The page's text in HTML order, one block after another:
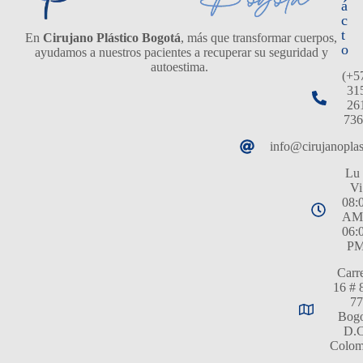
En Cirujano Plástico Bogotá, más que transformar cuerpos,
ayudamos a nuestros pacientes a recuperar su seguridad y
autoestima.
á
c
t
o
Lu
Vi
16 #
77